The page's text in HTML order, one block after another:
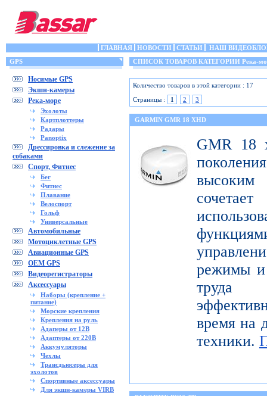
ГЛАВНАЯ НОВОСТИ СТАТЬИ
НАШ
GPS
Носимые GPS
Экшн-камеры
Река-море
Эхолоты
Картплоттеры
Радары
Panoptix
Дрессировка и слежение за
собаками
Спорт, Фитнес
Бег
Фитнес
Плавание
Велоспорт
Гольф
Универсальные
Автомобильные
Мотоциклетные GPS
Авиационные GPS
OEM GPS
Видеорегистраторы
Аксессуары
Наборы (крепление +
питание)
Морские крепления
Крепления на руль
Адаперы от 12В
Адаптеры от 220В
Аккумуляторы
Чехлы
Трансдьюсеры для
эхолотов
Спортивные аксессуары
Для экшн-камеры VIRB
СПИСОК ТОВАРОВ КАТЕГОРИИ Река-
Количество товаров в этой категории : 17
Страницы :
1 2 3
GARMIN GMR 18 XHD
GMR 18
высоким
режимы и
труда
время на
техники.